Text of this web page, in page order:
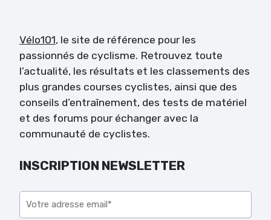
Vélo101, le site de référence pour les
passionnés de cyclisme. Retrouvez toute
l’actualité, les résultats et les classements des
plus grandes courses cyclistes, ainsi que des
conseils d’entraînement, des tests de matériel
et des forums pour échanger avec la
communauté de cyclistes.
INSCRIPTION NEWSLETTER